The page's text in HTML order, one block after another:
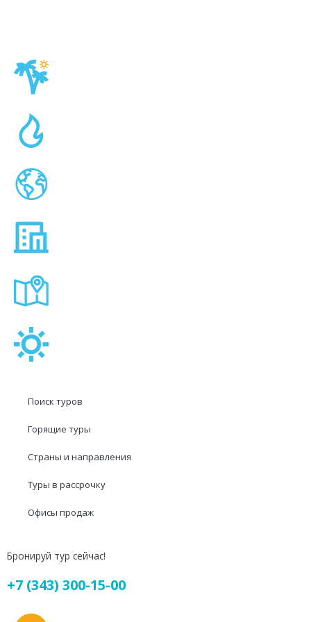
Поиск туров
Горящие туры
Страны и направления
Туры в рассрочку
Офисы продаж
Бронируй тур сейчас!
+7 (343) 300-15-00